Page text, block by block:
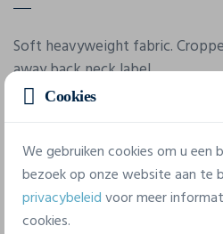
Soft heavyweight fabric.
away back neck label.
Merk
Mantis
Cookies
We gebruiken cookies om u een
bezoek op onze website aan te
privacybeleidvoor meer
cookies.